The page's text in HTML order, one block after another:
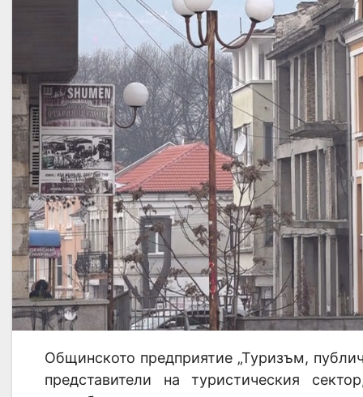
Общинското предприятие „Туризъм,
представители на туристическия